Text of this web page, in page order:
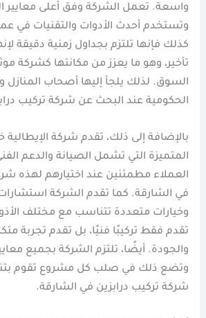
واسعة. تعمل الشركة وفق أعلى معايير
وتستخدم أحدث الأدوات والتقنيات في
كذلك فإنها تلتزم بجداول زمنية دقيقة
تأخير، وهو ما يعزز من مكانتها كشركة
السوق. لذلك يلجأ إليها أصحاب المنازل
الحكومية عند البحث عن شركة تركيب
بالإضافة إلى ذلك، تقدم شركة الإيطالية
المتميزة التي تشمل الصيانة والدعم
العملاء مطمئنين عند اختيارهم لهذه
في الشارقة. كما تقدم الشركة
وخيارات متعددة تتناسب مع مختلف
تقدم فقط تركيبًا فنيًا، بل تقدم تجربة
والجودة. أيضًا، تلتزم الشركة بجميع
وتضع ذلك في صلب كل مشروع تقوم
شركة تركيب درابزين في الشارقة.